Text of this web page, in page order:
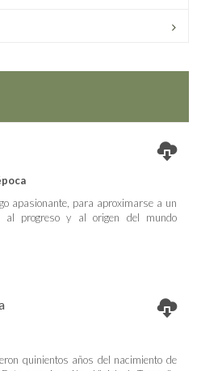
apasionante, para aproximarse a un
al progreso y al origen del mundo
quinientos años del nacimiento de